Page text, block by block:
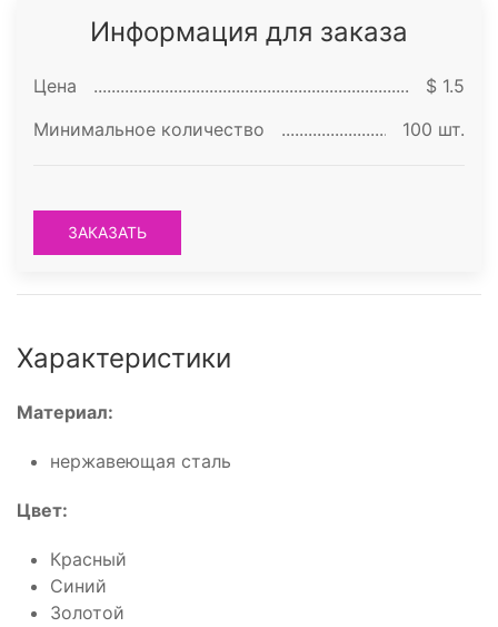
Информация для заказа
Цена
$ 1.5
Минимальное количество
100 шт.
ЗАКАЗАТЬ
Характеристики
Материал:
нержавеющая сталь
Цвет:
Красный
Синий
Золотой